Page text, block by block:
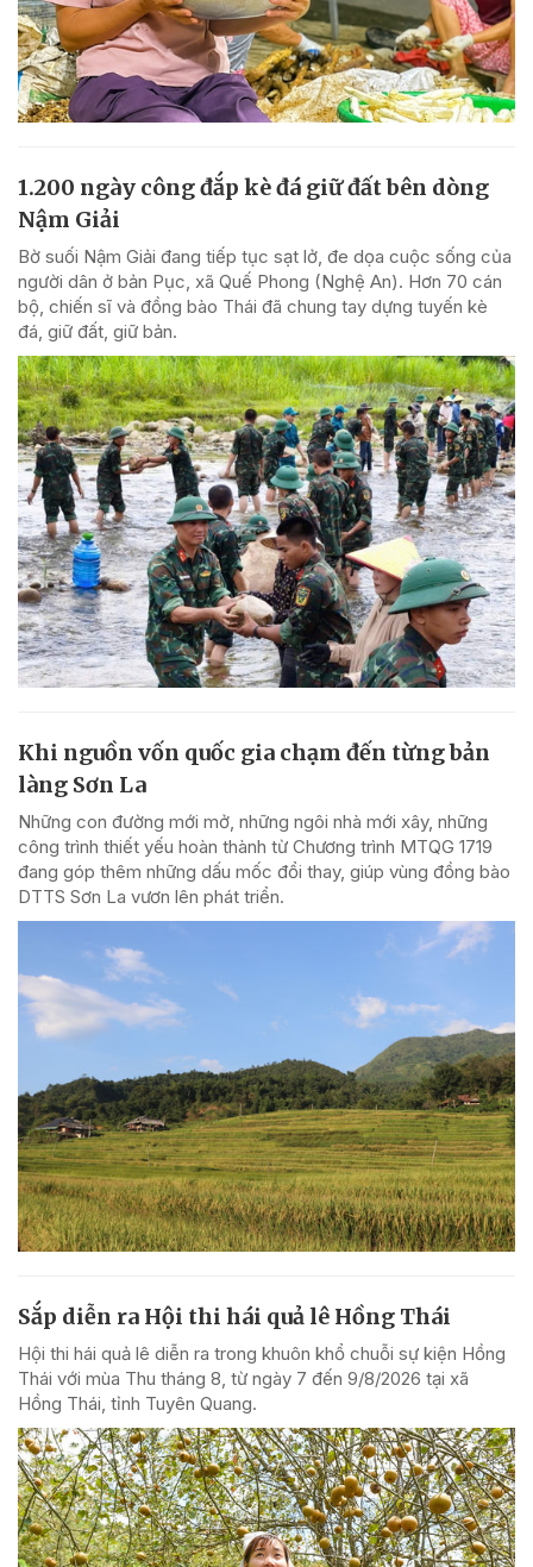
1.200 ngày công đắp kè đá giữ đất bên dòng
Nậm Giải
Bờ suối Nậm Giải đang tiếp tục sạt lở, đe dọa cuộc sống của
người dân ở bản Pục, xã Quế Phong (Nghệ An). Hơn 70 cán
bộ, chiến sĩ và đồng bào Thái đã chung tay dựng tuyến kè
đá, giữ đất, giữ bản.
Khi nguồn vốn quốc gia chạm đến từng bản
làng Sơn La
Những con đường mới mở, những ngôi nhà mới xây, những
công trình thiết yếu hoàn thành từ Chương trình MTQG 1719
đang góp thêm những dấu mốc đổi thay, giúp vùng đồng bào
DTTS Sơn La vươn lên phát triển.
Sắp diễn ra Hội thi hái quả lê Hồng Thái
Hội thi hái quả lê diễn ra trong khuôn khổ chuỗi sự kiện Hồng
Thái với mùa Thu tháng 8, từ ngày 7 đến 9/8/2026 tại xã
Hồng Thái, tỉnh Tuyên Quang.